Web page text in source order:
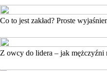
Co to jest zakład? Proste
Z owcy do lidera – jak mężczyźni